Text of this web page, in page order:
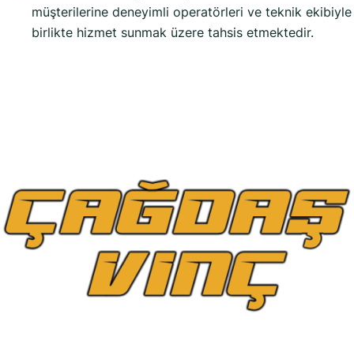
müşterilerine deneyimli operatörleri ve teknik ekibiyle
birlikte hizmet sunmak üzere tahsis etmektedir.